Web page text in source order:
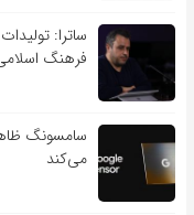
ساترا:
فرهنگ
سامسونگ
می‌کند